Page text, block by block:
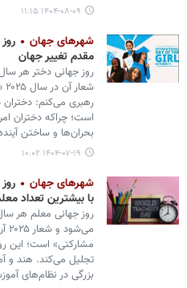
۱۴۰۴-۰۸-۰۹ ۱۱:۱۵
شهرهای جهان
مقدم تغییر جهان
رهبری می‌کنم:
است؛ چراکه دختران
بحران‌ها و ساختن
۱۴۰۴-۰۷-۱۹ ۱۰:۰۲
شهرهای جهان
با بیشترین تعداد
مشارکتی» است؛ این
تجلیل می‌کند. هند و
بزرگی در نظام‌های